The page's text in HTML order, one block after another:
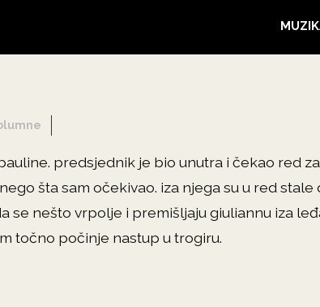
predsjednik je bio unutra i čekao red
šta sam očekivao. iza njega su u red
se nešto vrpolje i premišljaju giuliannu iza
točno počinje nastup u trogiru.